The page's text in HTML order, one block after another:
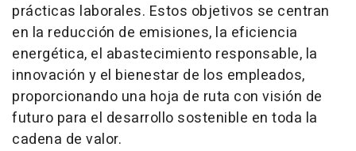
prácticas laborales. Estos objetivos se centran
en la reducción de emisiones, la eficiencia
energética, el abastecimiento responsable, la
innovación y el bienestar de los empleados,
proporcionando una hoja de ruta con visión de
futuro para el desarrollo sostenible en toda la
cadena de valor.